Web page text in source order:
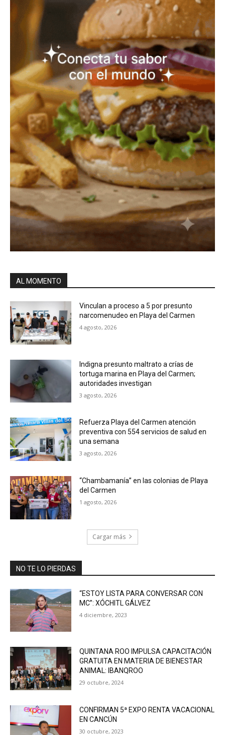
AL MOMENTO
Vinculan a proceso a 5 por presunto
narcomenudeo en Playa del Carmen
4 agosto, 2026
Indigna presunto maltrato a crías de
tortuga marina en Playa del Carmen;
autoridades investigan
3 agosto, 2026
Refuerza Playa del Carmen atención
preventiva con 554 servicios de salud en
una semana
3 agosto, 2026
“Chambamanía” en las colonias de Playa
del Carmen
1 agosto, 2026
Cargar más
NO TE LO PIERDAS
“ESTOY LISTA PARA CONVERSAR CON
MC”: XÓCHITL GÁLVEZ
4 diciembre, 2023
QUINTANA ROO IMPULSA CAPACITACIÓN
GRATUITA EN MATERIA DE BIENESTAR
ANIMAL: IBANQROO
29 octubre, 2024
CONFIRMAN 5ª EXPO RENTA VACACIONAL
EN CANCÚN
30 octubre, 2023